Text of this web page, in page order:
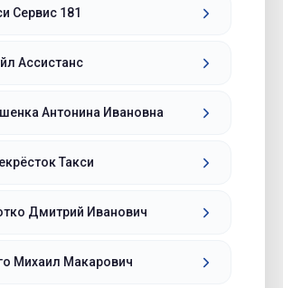
Сервис 181
Ассистанс
Антонина Ивановна
Такси
Дмитрий Иванович
Михаил Макарович